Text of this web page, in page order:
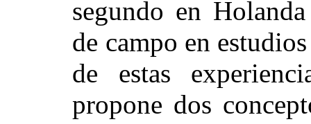
segundo en
de campo en
de estas
propone dos